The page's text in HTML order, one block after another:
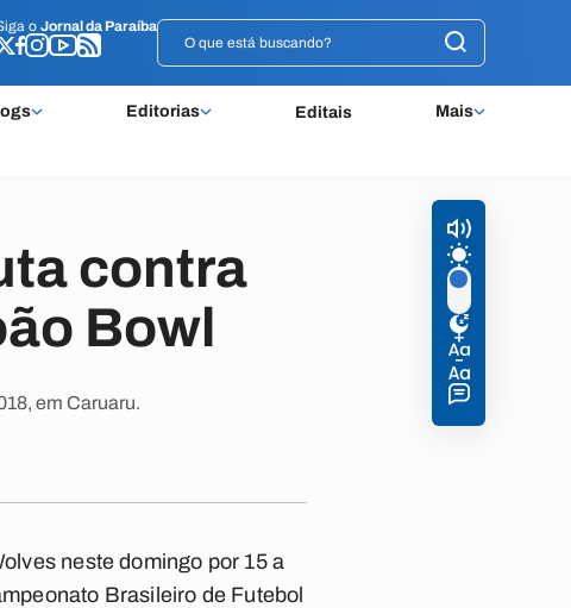
o Jornal da Paraíba
Editorias Editais Mais
o Jornal da Paraíba
contra
Bowl
em Caruaru.
neste domingo por 15 a
Brasileiro de Futebol